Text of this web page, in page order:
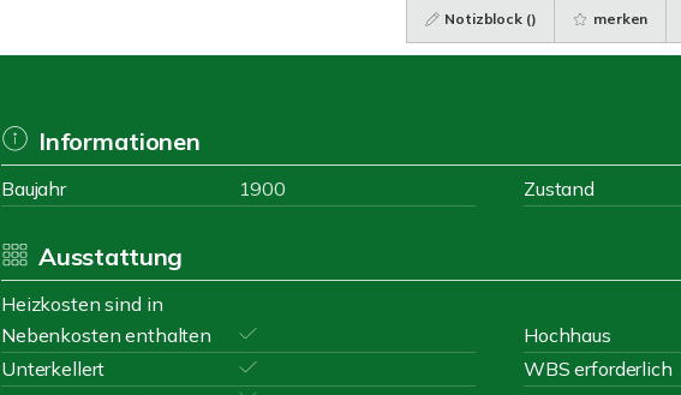
Notizblock () merken
Informationen
Baujahr 1900 Zustand
Ausstattung
Heizkosten sind in
Nebenkosten enthalten
Hochhaus
Unterkellert
WBS erforderlich